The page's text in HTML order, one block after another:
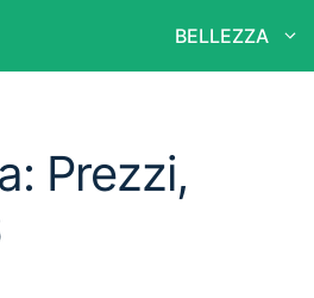
BELLEZZA
Prezzi,